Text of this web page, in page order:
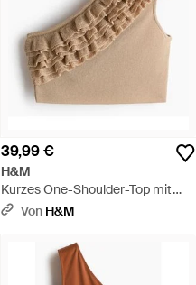
39,99 €
H&M
Kurzes One-Shoulder-Top mit
Rüschen - Natur
Von H&M